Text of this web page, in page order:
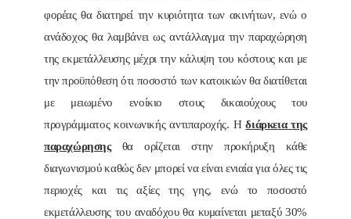
φορέας θα διατηρεί την κυριότητα των ακινήτων, ενώ ο
ανάδοχος θα λαμβάνει ως αντάλλαγμα την παραχώρηση
της εκμετάλλευσης μέχρι την κάλυψη του κόστους και με
την προϋπόθεση ότι ποσοστό των κατοικιών θα διατίθεται
με μειωμένο ενοίκιο στους δικαιούχους του
προγράμματος κοινωνικής αντιπαροχής. Ηδιάρκεια της
παραχώρησηςθα ορίζεται στην προκήρυξη κάθε
διαγωνισμού καθώς δεν μπορεί να είναι ενιαία για όλες τις
περιοχές και τις αξίες της γης, ενώ το ποσοστό
εκμετάλλευσης του αναδόχου θα κυμαίνεται μεταξύ 30%